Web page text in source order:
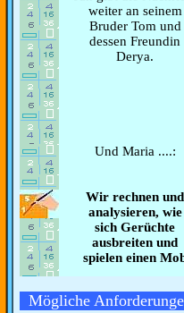
weiter an seinem
Bruder Tom und
dessen Freundin
Derya.
Und Maria ....:
Wir rechnen und
analysieren, wie
sich Gerüchte
ausbreiten und
spielen einen
Mögliche